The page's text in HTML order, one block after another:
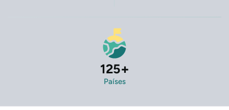
125+
Países